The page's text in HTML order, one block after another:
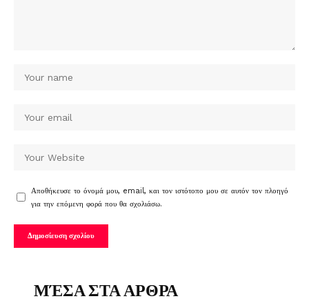
Αποθήκευσε το όνομά μου, email, και τον ιστότοπο μου σε αυτόν τον πλοηγό
για την επόμενη φορά που θα σχολιάσω.
ΜΈΣΑ ΣΤΑ ΑΡΘΡΑ